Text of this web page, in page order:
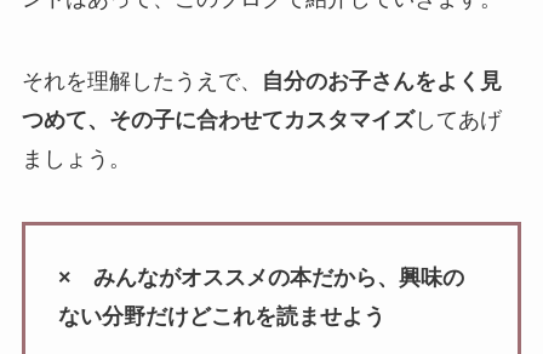
それを理解したうえで、
自分のお子さんをよく見
つめて、その子に合わせてカスタマイズしてあげ
ましょう。
× みんながオススメの本だから、興味の
ない分野だけどこれを読ませよう